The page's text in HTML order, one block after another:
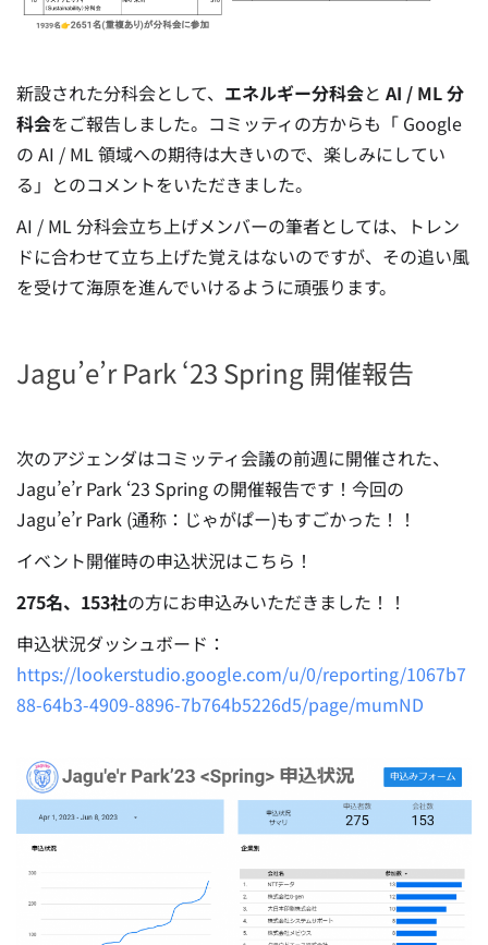
新設された分科会として、 エネルギー分科会と AI / ML 分
科会をご報告しました。 コミッティの方からも「 Google
の AI / ML 領域への期待は大きいので、楽しみにしてい
る」とのコメントをいただきました。
AI / ML 分科会立ち上げメンバーの筆者としては、トレン
ドに合わせて立ち上げた覚えはないのですが、その追い風
を受けて海原を進んでいけるように頑張ります。
Jagu’e’r Park ‘23 Spring 開催報告
次のアジェンダはコミッティ会議の前週に開催された、
Jagu’e’r Park ‘23 Spring の開催報告です！ 今回の
Jagu’e’r Park (通称：じゃがぱー)もすごかった！！
イベント開催時の申込状況はこちら！
275名、153社の方にお申込みいただきました！！
申込状況ダッシュボード：
https://lookerstudio.google.com/u/0/reporting/1067b7
88-64b3-4909-8896-7b764b5226d5/page/mumND